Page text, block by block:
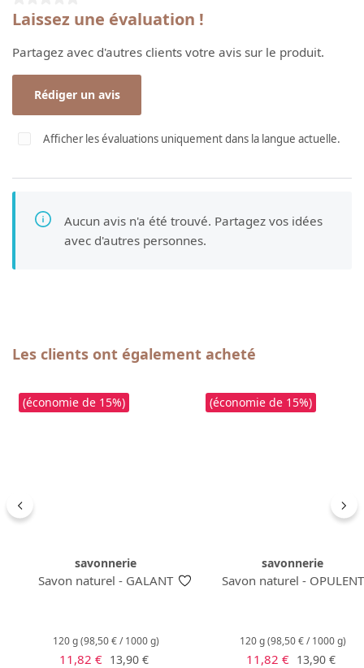
Laissez une évaluation !
Partagez avec d'autres clients votre avis sur le produit.
Rédiger un avis
Afficher les évaluations uniquement dans la langue actuelle.
Aucun avis n'a été trouvé. Partagez vos idées
avec d'autres personnes.
Ignorer la galerie de produits
Les clients ont également acheté
(économie de 15%)
savonnerie
Savon naturel - GALANT
120 g(98,50 € / 1000 g)
Prix de vente :
11,82 € Prix régulier :
13,90 €
(économie de 15%)
savonnerie
Savon naturel - OPULENT
120 g(98,50 € / 1000 g)
Prix de vente :
11,82 € Prix
13,90 €